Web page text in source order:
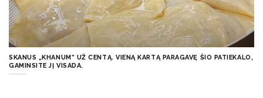
SKANUS „KHANUM” UŽ CENTĄ. VIENĄ KARTĄ PARAGAVĘ ŠIO PATIEKALO,
GAMINSITE JĮ VISADA.